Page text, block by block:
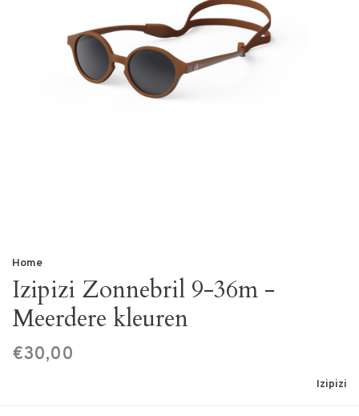
Home
Izipizi Zonnebril 9-36m -
Meerdere kleuren
€30,00
Izipizi